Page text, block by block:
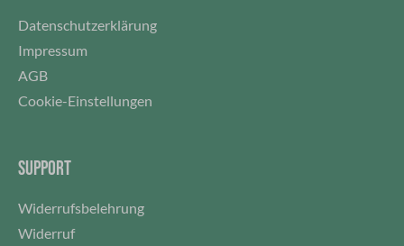
Datenschutzerklärung
Impressum
AGB
Cookie-Einstellungen
SUPPORT
Widerrufsbelehrung
Widerruf